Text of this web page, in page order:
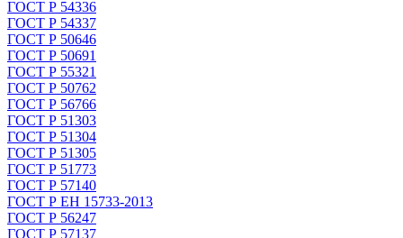
ГОСТ Р 54336
ГОСТ Р 54337
ГОСТ Р 50646
ГОСТ Р 50691
ГОСТ Р 55321
ГОСТ Р 50762
ГОСТ Р 56766
ГОСТ Р 51303
ГОСТ Р 51304
ГОСТ Р 51305
ГОСТ Р 51773
ГОСТ Р 57140
ГОСТ Р ЕН 15733-2013
ГОСТ Р 56247
ГОСТ Р 57137